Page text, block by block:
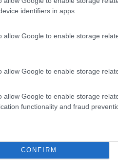
identifiers in apps.
allow Google to enable storage
allow Google to enable storage
allow Google to enable storage
functionality and fraud
CONFIRM
(LU) - 1.5km
XXIII - Fraz. Torre del Lago Puccini